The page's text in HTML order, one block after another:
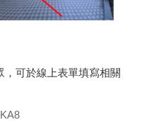
可於線上表單填寫相關